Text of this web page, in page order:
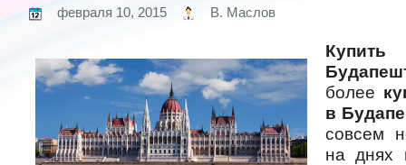
февраля 10, 2015 В. Маслов
более
в
совсем
на днях